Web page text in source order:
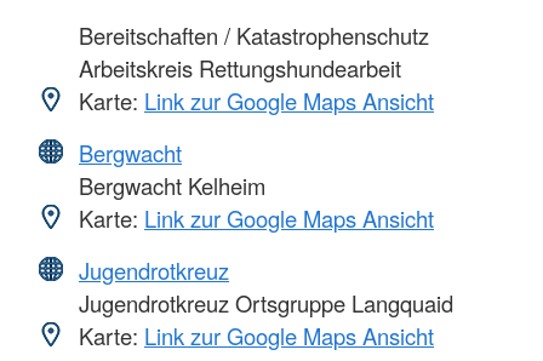
Bereitschaften / Katastrophenschutz
Arbeitskreis Rettungshundearbeit
Karte: Link zur Google Maps Ansicht
Bergwacht
Bergwacht Kelheim
Karte: Link zur Google Maps Ansicht
Jugendrotkreuz
Jugendrotkreuz Ortsgruppe Langquaid
Karte: Link zur Google Maps Ansicht